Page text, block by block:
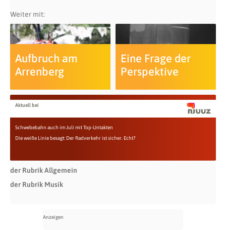
Weiter mit:
Aufbruch am
Arrenberg
Eine Frage der
Perspektive
Aktuell bei
Schwebebahn auch im Juli mit Top-Untakten
Die weiße Linie besagt: Der Radverkehr ist sicher. Echt?
der Rubrik Allgemein
der Rubrik Musik